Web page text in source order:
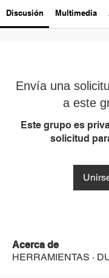
Discusión Multimedia
Envía una
a este
Este grupo es
solicitud
Acerca de
HERRAMIENTAS ·